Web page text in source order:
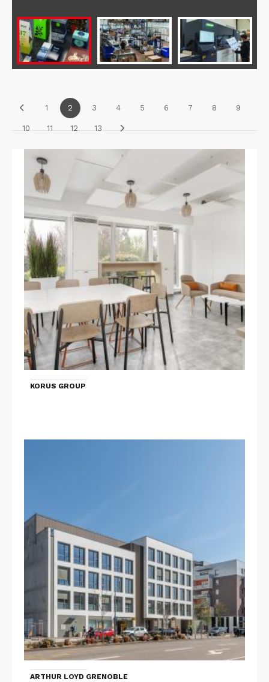
1 2 3 4 5 6 7 8 9
10 11 12 13
KORUS GROUP
ARTHUR LOYD GRENOBLE